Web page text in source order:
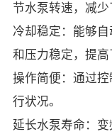
节水泵转速，减少
冷却稳定：能够
和压力稳定，提高
操作简便：通过
行状况。
延长水泵寿命：